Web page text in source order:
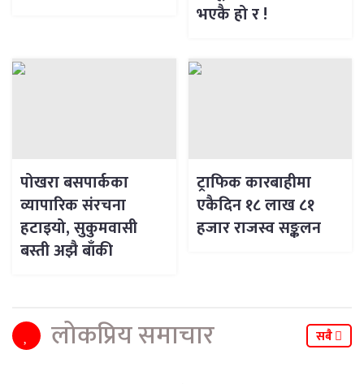
भएकै हो र !
पोखरा बसपार्कका
व्यापारिक संरचना
हटाइयो, सुकुमवासी
बस्ती अझै बाँकी
ट्राफिक कारबाहीमा
एकैदिन १८ लाख ८१
हजार राजस्व सङ्कलन
लोकप्रिय समाचार सबै